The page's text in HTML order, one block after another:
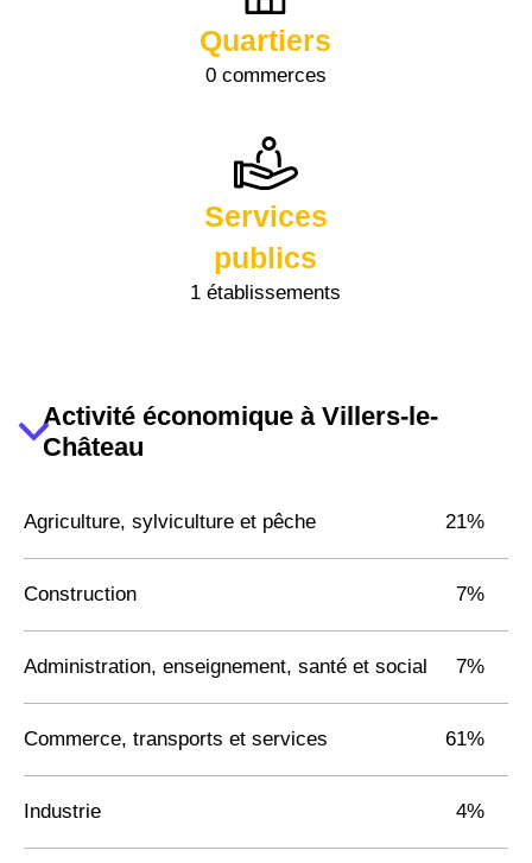
Quartiers
0 commerces
Services
publics
1 établissements
Activité économique à Villers-le-
Château
Agriculture, sylviculture et pêche 21%
Construction 7%
Administration, enseignement, santé et social 7%
Commerce, transports et services 61%
Industrie 4%